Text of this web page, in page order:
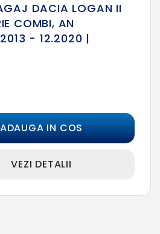
DACIA LOGAN II
COMBI, AN
- 12.2020 |
ADAUGA IN COS
VEZI DETALII